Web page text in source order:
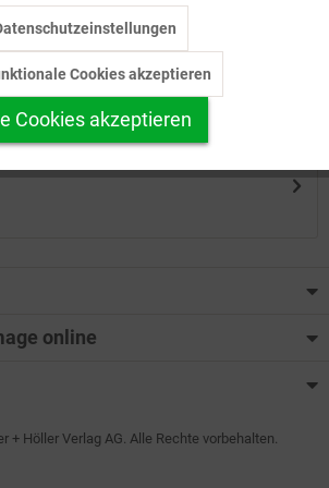
setzen
online
+ Höller Verlag AG. Alle Rechte vorbehalten.
Inaktiv
Cookies akzeptieren
Cookies akzeptieren